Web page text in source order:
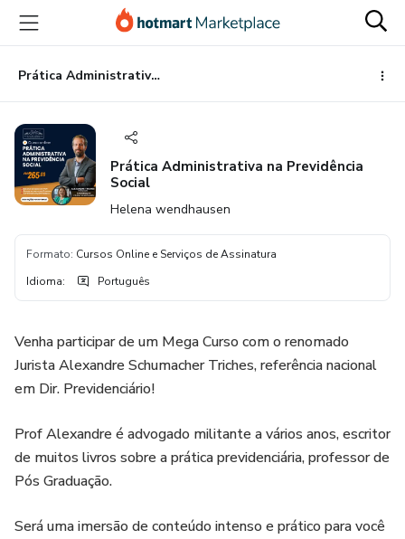
para
conteúdo
principal
para
pagamento
para
rodapé
Prática Administrativa na Previdência Social
Prática Administrativa na Previdência
Social
Helena wendhausen
Formato: Cursos Online e Serviços de Assinatura
Idioma: Português
Venha participar de um Mega Curso com o renomado
Jurista Alexandre Schumacher Triches, referência nacional
em Dir. Previdenciário!
Prof Alexandre é advogado militante a vários anos, escritor
de muitos livros sobre a prática previdenciária, professor de
Pós Graduação.
Será uma imersão de conteúdo intenso e prático para você